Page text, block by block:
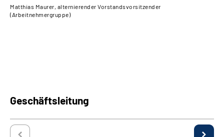
Matthias Maurer, alternierender Vorstandsvorsitzender
(Arbeitnehmergruppe)
Geschäftsleitung